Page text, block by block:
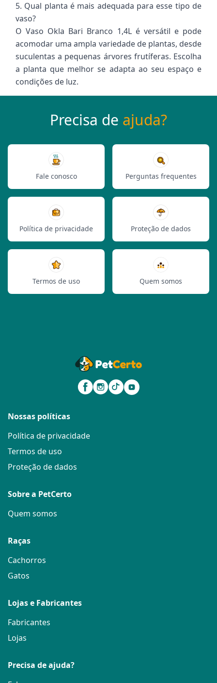
5. Qual planta é mais adequada para esse tipo de
vaso?
O Vaso Okla Bari Branco 1,4L é versátil e pode
acomodar uma ampla variedade de plantas, desde
suculentas a pequenas árvores frutíferas. Escolha
a planta que melhor se adapta ao seu espaço e
condições de luz.
Precisa de ajuda?
Fale conosco Perguntas frequentes
Política de privacidade Proteção de dados
Termos de uso Quem somos
Nossas políticas
Política de privacidade
Termos de uso
Proteção de dados
Sobre a PetCerto
Quem somos
Raças
Cachorros
Gatos
Lojas e Fabricantes
Fabricantes
Lojas
Precisa de ajuda?